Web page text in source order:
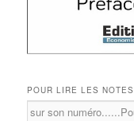
POUR LIRE LES NOTES